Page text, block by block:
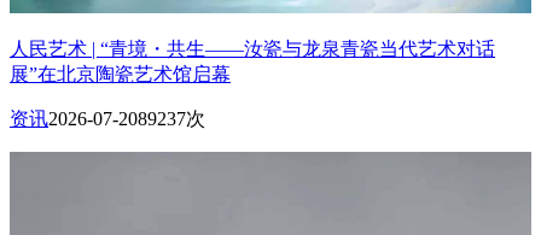
人民艺术 | “青境・共生——汝瓷与龙泉青瓷当代艺术对话
展”在北京陶瓷艺术馆启幕
资讯2026-07-2089237次